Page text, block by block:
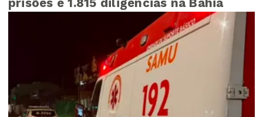
prisões e 1.815 diligências na Bahia